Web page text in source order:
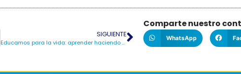
SIGUIENTE
Educamos para la vida: aprender haciendo en el Colegio Ferrini
Comparte nuestro
WhatsApp